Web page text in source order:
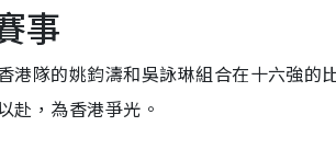
事
港隊的姚鈞濤和吳詠琳組合在十六強
赴，為香港爭光。